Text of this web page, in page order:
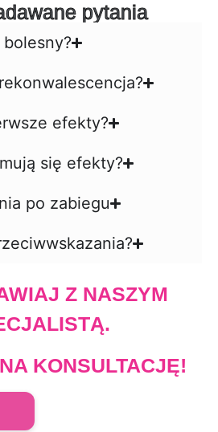
pytania
efekty?
się efekty?
po zabiegu
Z NASZYM
KONSULTACJĘ!